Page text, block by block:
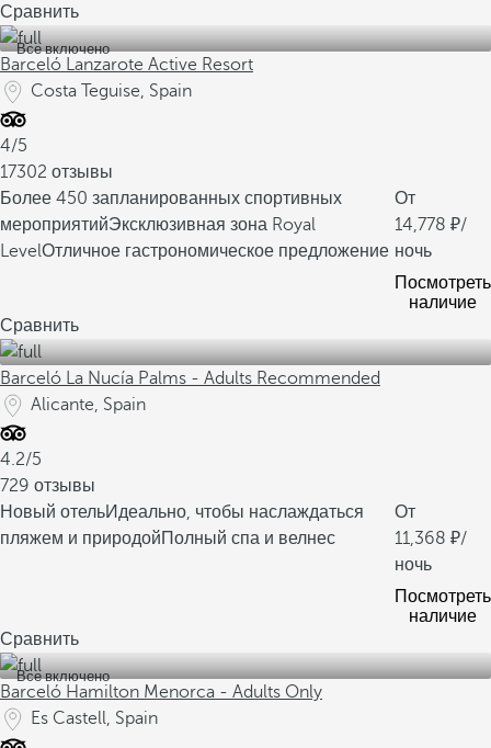
Сравнить
Все включено
Barceló Lanzarote Active Resort
Costa Teguise, Spain
4/5
17302 отзывы
Более 450 запланированных спортивных
мероприятийЭксклюзивная зона Royal
LevelОтличное гастрономическое предложение
От
14,778
/
ночь
Посмотреть
наличие
Сравнить
Barceló La Nucía Palms - Adults Recommended
Alicante, Spain
4.2/5
729 отзывы
Новый отельИдеально, чтобы наслаждаться
пляжем и природойПолный спа и велнес
От
11,368
/
ночь
Посмотреть
наличие
Сравнить
Все включено
Barceló Hamilton Menorca - Adults Only
Es Castell, Spain